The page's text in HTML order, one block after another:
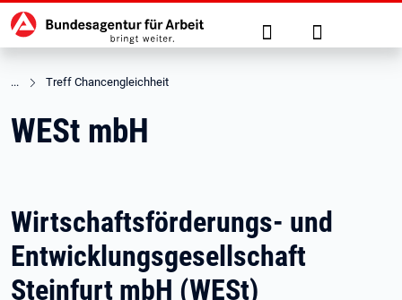
zu den Hauptinhalten springen
Hauptnavigation Suche Anmelden
Treff Chancengleichheit
WESt mbH
Wirtschaftsförderungs- und
Entwicklungsgesellschaft
Steinfurt mbH (WESt)